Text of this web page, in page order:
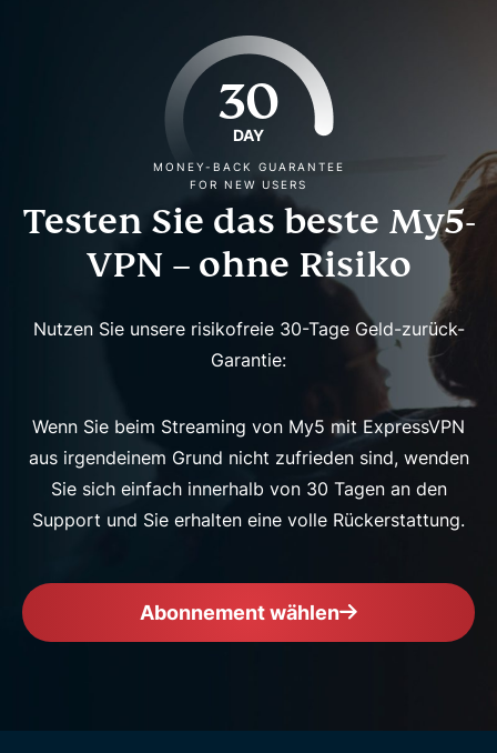
30
DAY
MONEY-BACK GUARANTEE
FOR NEW USERS
Testen Sie das beste My5-
VPN – ohne Risiko
Nutzen Sie unsere risikofreie 30-Tage Geld-zurück-
Garantie:
Wenn Sie beim Streaming von My5 mit ExpressVPN
aus irgendeinem Grund nicht zufrieden sind, wenden
Sie sich einfach innerhalb von 30 Tagen an den
Support und Sie erhalten eine volle Rückerstattung.
Abonnement wählen